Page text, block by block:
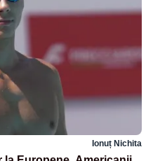
Ionuț Nichita